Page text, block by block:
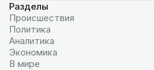
Разделы
Происшествия
Политика
Аналитика
Экономика
В мире